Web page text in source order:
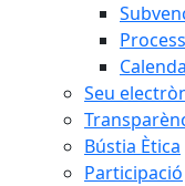
Seu
Bústia Ètica
Participació